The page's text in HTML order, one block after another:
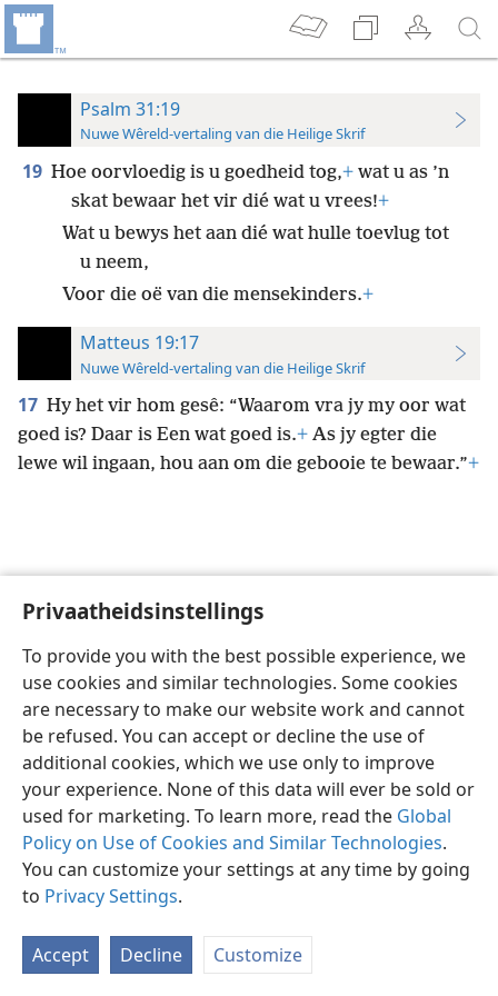
Privaatheidsinstellings
To provide you with the best possible experience, we
use cookies and similar technologies. Some cookies
are necessary to make our website work and cannot
be refused. You can accept or decline the use of
additional cookies, which we use only to improve
your experience. None of this data will ever be sold or
used for marketing. To learn more, read the Global
Policy on Use of Cookies and Similar Technologies.
You can customize your settings at any time by going
to Privacy Settings.
Accept Decline Customize
Psalm 31:19
Nuwe Wêreld-vertaling van die Heilige Skrif
19 Hoe oorvloedig is u goedheid tog,+ wat u as ’n
skat bewaar het vir dié wat u vrees!+
Wat u bewys het aan dié wat hulle toevlug tot
u neem,
Voor die oë van die mensekinders.+
Matteus 19:17
Nuwe Wêreld-vertaling van die Heilige Skrif
17 Hy het vir hom gesê: “Waarom vra jy my oor wat
goed is? Daar is Een wat goed is.+ As jy egter die
lewe wil ingaan, hou aan om die gebooie te bewaar.”+
Afrikaans Voorkeure
Copyright© 2026 Watch Tower Bible and Tract Society of Pennsylvania
Privaatheidsbeleid
JW.ORG
Meld aan